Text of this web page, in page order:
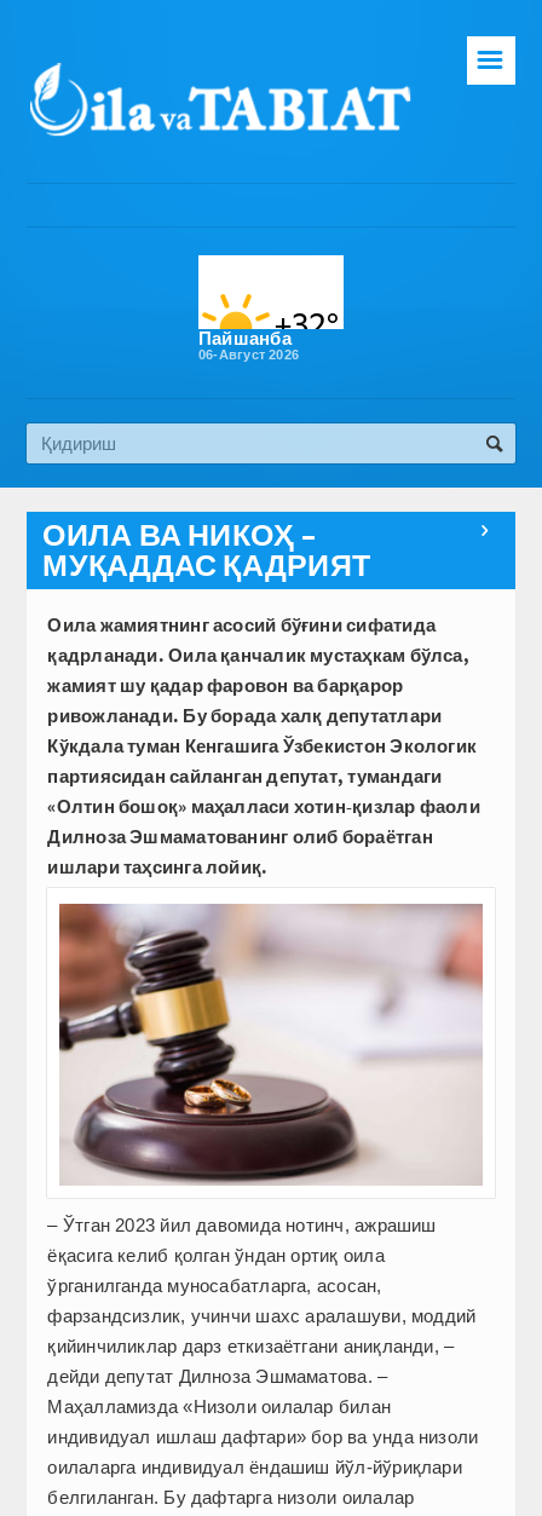
Бош саҳифа
Эко медиа
☰
Пайшанба
06-Август 2026

ОИЛА ВА НИКОҲ –
МУҚАДДАС ҚАДРИЯТ
Оила жамиятнинг асосий бўғини сифатида
қадрланади. Оила қанчалик мустаҳкам бўлса,
жамият шу қадар фаровон ва барқарор
ривожланади. Бу борада халқ депутатлари
Кўкдала туман Кенгашига Ўзбекистон Экологик
партиясидан сайланган депутат, тумандаги
«Олтин бошоқ» маҳалласи хотин-қизлар фаоли
Дилноза Эшмаматованинг олиб бораётган
ишлари таҳсинга лойиқ.
– Ўтган 2023 йил давомида нотинч, ажрашиш
ёқасига келиб қолган ўндан ортиқ оила
ўрганилганда муносабатларга, асосан,
фарзандсизлик, учинчи шахс аралашуви, моддий
қийинчиликлар дарз еткизаётгани аниқланди, –
дейди депутат Дилноза Эшмаматова. –
Маҳалламизда «Низоли оилалар билан
индивидуал ишлаш дафтари» бор ва унда низоли
оилаларга индивидуал ёндашиш йўл-йўриқлари
белгиланган. Бу дафтарга низоли оилалар